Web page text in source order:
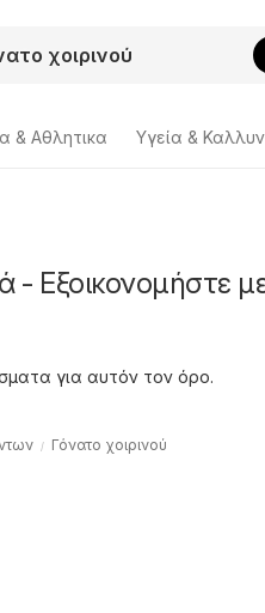
& Aθλητικα Υγεία &
- Εξοικονομήστε
για αυτόν τον όρο.
Γόνατο χοιρινού